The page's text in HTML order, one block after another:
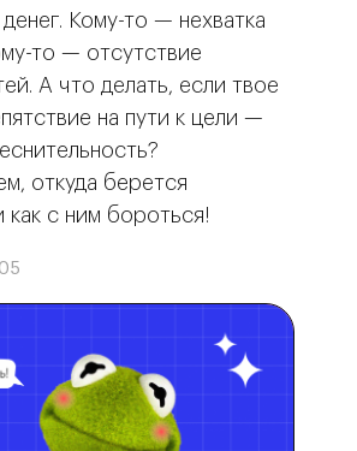
Кому-то — нехватка
то — отсутствие
А что делать, если твое
на пути к цели —
откуда берется
как с ним бороться!